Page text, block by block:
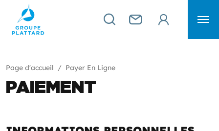
Page d'accueil Payer En Ligne
PAIEMENT